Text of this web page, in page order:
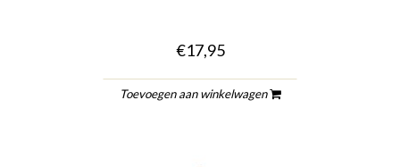
€17,95
Toevoegen aan winkelwagen